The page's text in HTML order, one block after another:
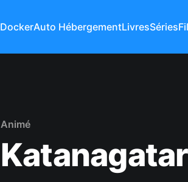
DockerAuto HébergementLivresSéries
Animé